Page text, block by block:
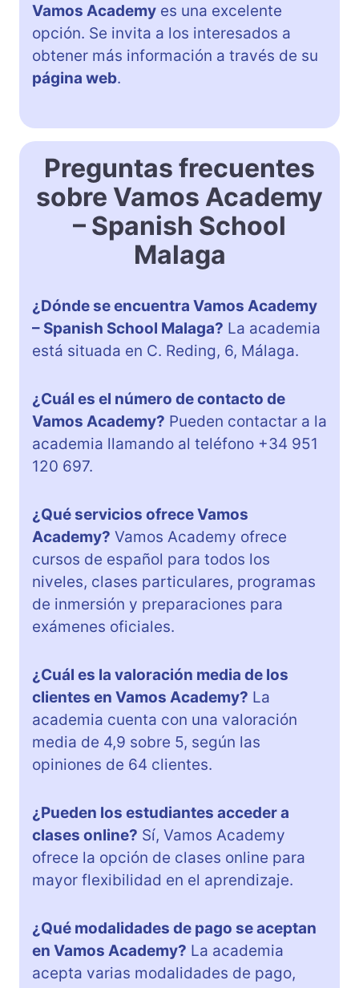
Vamos Academy es una excelente
opción. Se invita a los interesados a
obtener más información a través de su
página web.
Preguntas frecuentes
sobre Vamos Academy
– Spanish School
Malaga
¿Dónde se encuentra Vamos Academy
– Spanish School Malaga? La academia
está situada en C. Reding, 6, Málaga.
¿Cuál es el número de contacto de
Vamos Academy? Pueden contactar a la
academia llamando al teléfono +34 951
120 697.
¿Qué servicios ofrece Vamos
Academy? Vamos Academy ofrece
cursos de español para todos los
niveles, clases particulares, programas
de inmersión y preparaciones para
exámenes oficiales.
¿Cuál es la valoración media de los
clientes en Vamos Academy? La
academia cuenta con una valoración
media de 4,9 sobre 5, según las
opiniones de 64 clientes.
¿Pueden los estudiantes acceder a
clases online? Sí, Vamos Academy
ofrece la opción de clases online para
mayor flexibilidad en el aprendizaje.
¿Qué modalidades de pago se aceptan
en Vamos Academy? La academia
acepta varias modalidades de pago,